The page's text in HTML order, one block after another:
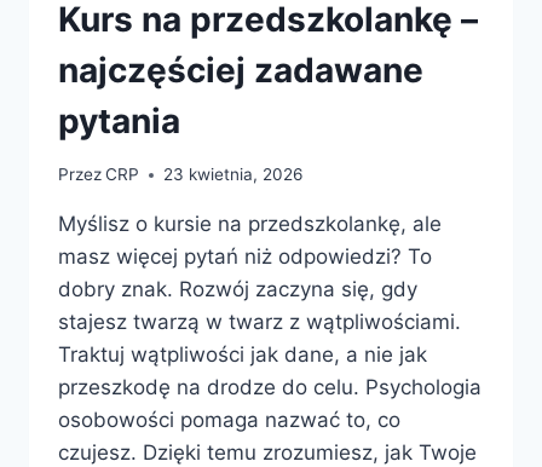
Kurs na przedszkolankę –
najczęściej zadawane
pytania
PrzezCRP 23 kwietnia, 2026
Myślisz o kursie na przedszkolankę, ale
masz więcej pytań niż odpowiedzi? To
dobry znak. Rozwój zaczyna się, gdy
stajesz twarzą w twarz z wątpliwościami.
Traktuj wątpliwości jak dane, a nie jak
przeszkodę na drodze do celu. Psychologia
osobowości pomaga nazwać to, co
czujesz. Dzięki temu zrozumiesz, jak Twoje